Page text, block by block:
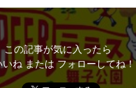
この記事が気に入ったら
いね または フォローしてね！